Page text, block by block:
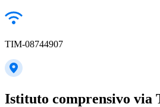
TIM-08744907
Istituto comprensivo via